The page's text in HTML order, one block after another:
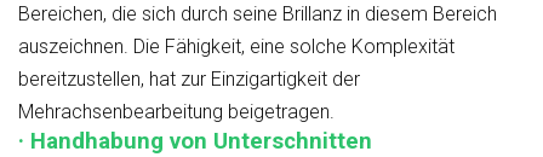
Bereichen, die sich durch seine Brillanz in diesem Bereich
auszeichnen. Die Fähigkeit, eine solche Komplexität
bereitzustellen, hat zur Einzigartigkeit der
Mehrachsenbearbeitung beigetragen.
· Handhabung von Unterschnitten